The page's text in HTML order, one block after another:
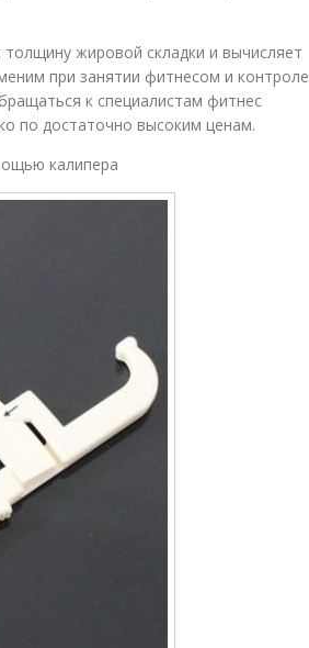
жировой складки и вычисляет
при занятии фитнесом и контроле
к специалистам фитнес
по достаточно высоким ценам.
калипера